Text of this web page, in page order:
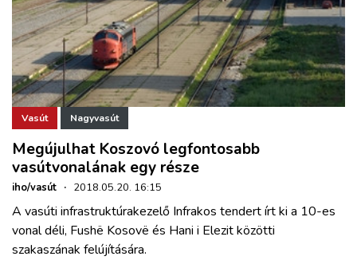
Vasút Nagyvasút
Megújulhat Koszovó legfontosabb
vasútvonalának egy része
iho/vasút · 2018.05.20. 16:15
A vasúti infrastruktúrakezelő Infrakos tendert írt ki a 10-es
vonal déli, Fushë Kosovë és Hani i Elezit közötti
szakaszának felújítására.